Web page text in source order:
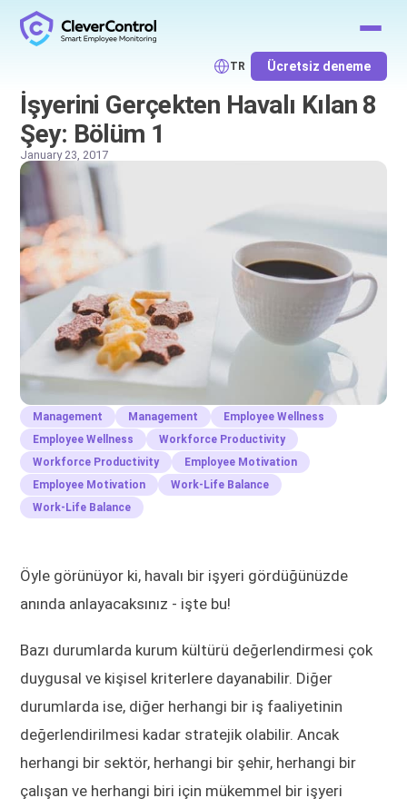
TR Ücretsiz deneme
İşyerini Gerçekten Havalı Kılan 8
Şey: Bölüm 1
January 23, 2017
Management Management
Employee Wellness
Employee Wellness
Workforce Productivity
Workforce Productivity
Employee Motivation
Employee Motivation
Work-Life Balance
Work-Life Balance
Öyle görünüyor ki, havalı bir işyeri gördüğünüzde
anında anlayacaksınız - işte bu!
Bazı durumlarda kurum kültürü değerlendirmesi çok
duygusal ve kişisel kriterlere dayanabilir. Diğer
durumlarda ise, diğer herhangi bir iş faaliyetinin
değerlendirilmesi kadar stratejik olabilir. Ancak
herhangi bir sektör, herhangi bir şehir, herhangi bir
çalışan ve herhangi biri için mükemmel bir işyeri